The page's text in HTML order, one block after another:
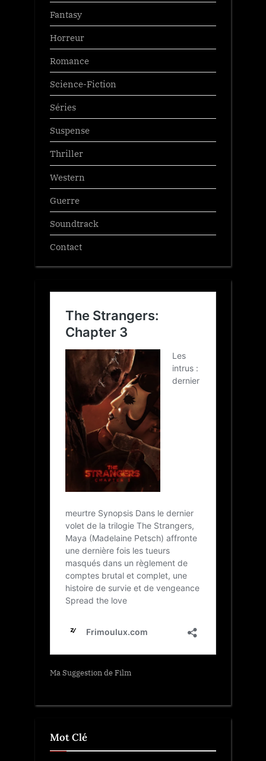
Fantasy
Horreur
Romance
Science-Fiction
Séries
Suspense
Thriller
Western
Guerre
Soundtrack
Contact
Ma Suggestion de Film
Mot Clé